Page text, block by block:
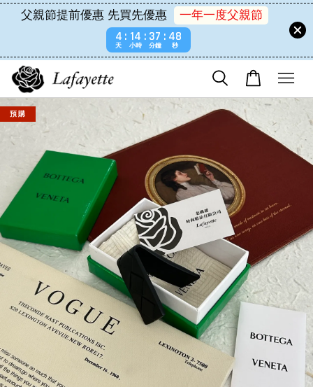
父親節提前優惠 先買先優惠
一年一度父親節
4
天
14
小時
37
分鐘
48
秒
預 購